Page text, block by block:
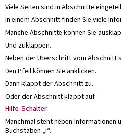
Viele Seiten sind in Abschnitte
In einem Abschnitt finden Sie viele
Manche Abschnitte können Sie
Und zuklappen.
Neben der Überschritt vom Abschnitt
Den Pfeil können Sie anklicken.
Dann klappt der Abschnitt zu.
Oder der Abschnitt klappt auf.
Hilfe-Schalter
Manchmal steht neben Informationen
Buchstaben „i“.